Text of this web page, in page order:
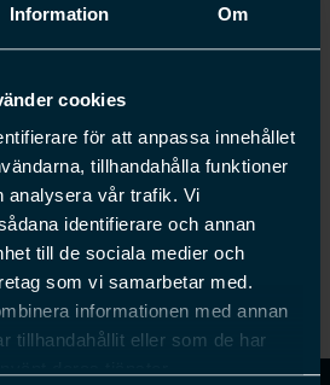
Information Om
cookies
för att anpassa innehållet
tillhandahålla funktioner
analysera vår trafik. Vi
identifierare och annan
till de sociala medier och
som vi samarbetar med.
informationen med annan
tillhandahållit eller som de har
8
3